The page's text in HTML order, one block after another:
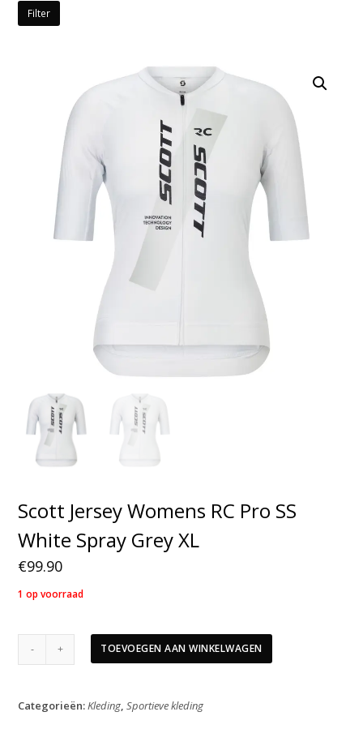
Filter
Scott Jersey Womens RC Pro SS
White Spray Grey XL
€99.90
1 op voorraad
Pro
TOEVOEGEN AAN WINKELWAGEN
Categorieën:Kleding,Sportieve kleding